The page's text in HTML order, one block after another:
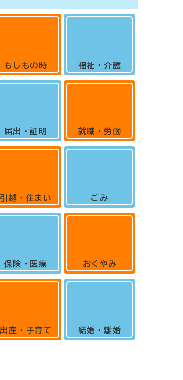
もしもの時
届出・証明
引越・住まい
保険・医療
出産・子育て
福祉・介護
就職・労働
ごみ
おくやみ
結婚・離婚